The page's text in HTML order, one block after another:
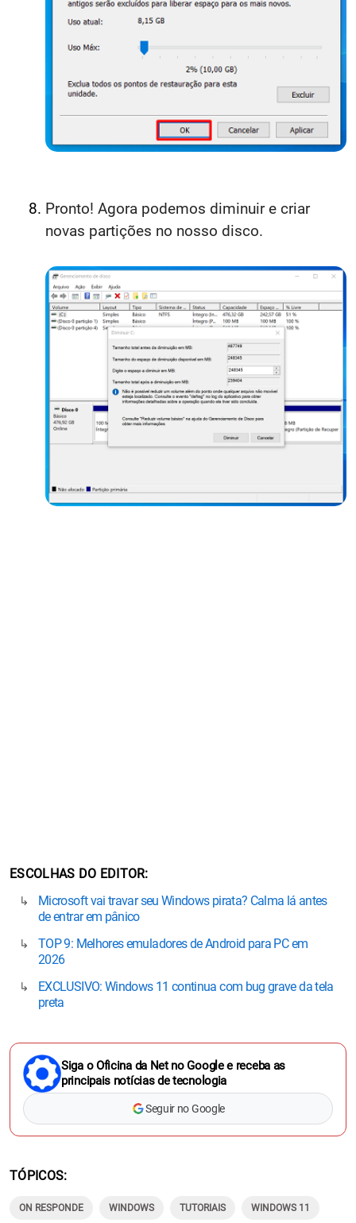
Pronto! Agora podemos diminuir e criar
novas partições no nosso disco.
ESCOLHAS DO EDITOR
Microsoft vai travar seu Windows pirata? Calma lá antes
de entrar em pânico
TOP 9: Melhores emuladores de Android para PC em
2026
EXCLUSIVO: Windows 11 continua com bug grave da tela
preta
Siga o Oficina da Net no Google e receba as
principais notícias de tecnologia
Seguir no Google
TÓPICOS
ON RESPONDE WINDOWS TUTORIAIS WINDOWS 11